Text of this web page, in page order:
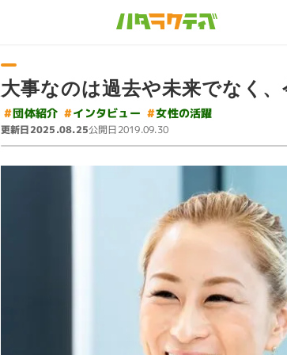
大事なのは過去や未来でなく、
#団体紹介 #インタビュー #女性の活躍
更新日2025.08.25公開日2019.09.30